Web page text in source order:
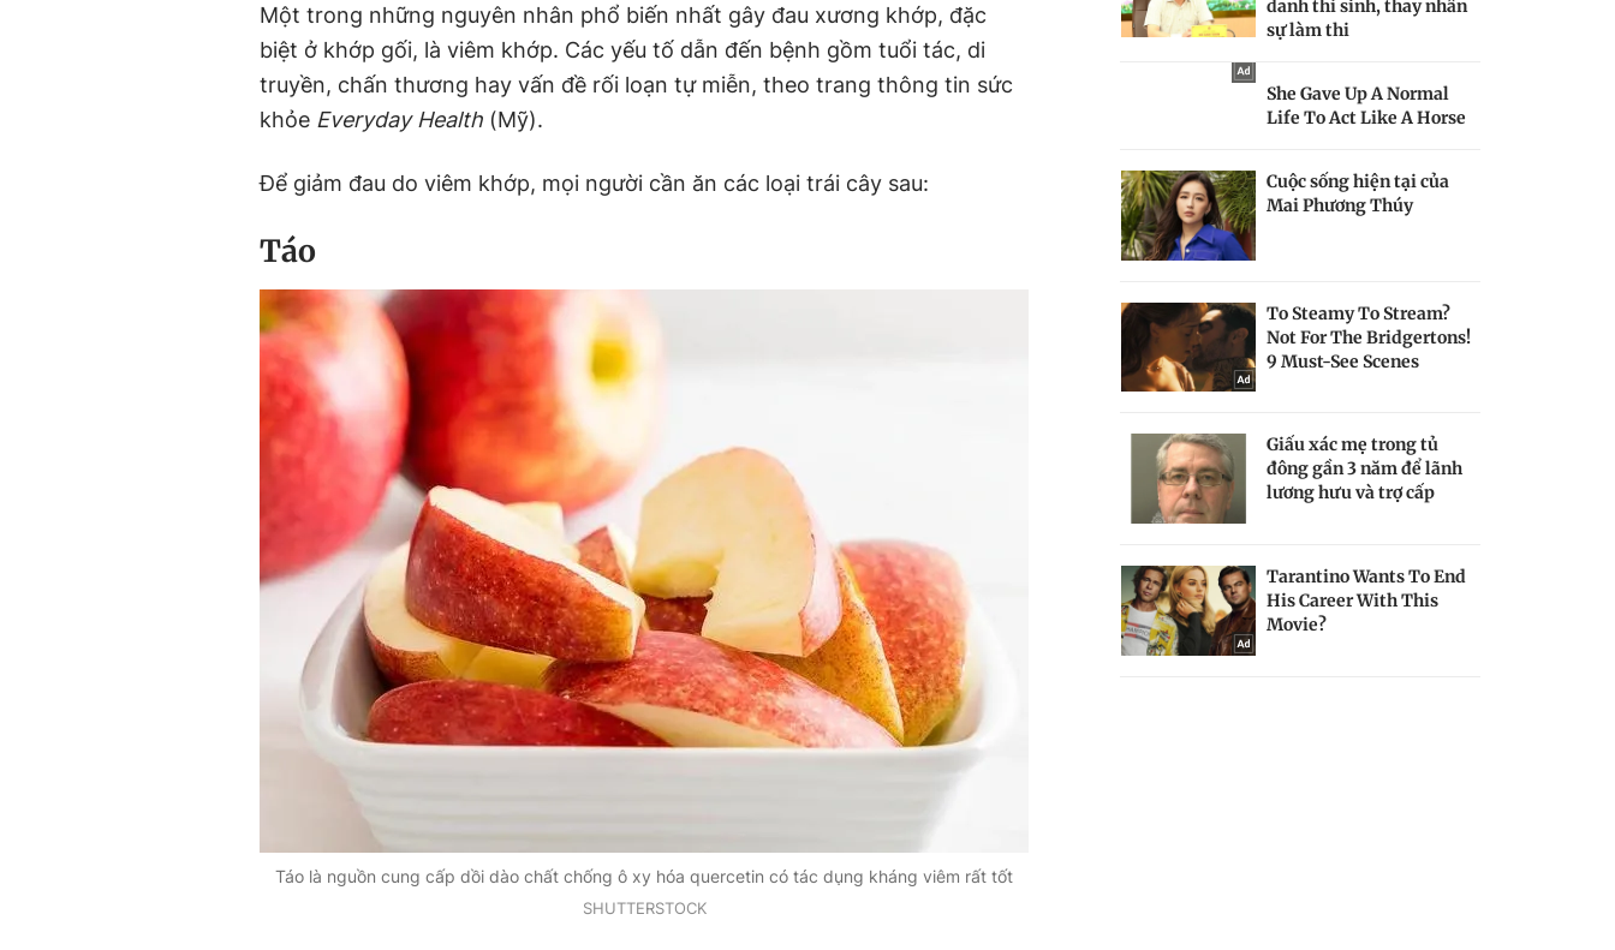
Một trong những nguyên nhân phổ biến nhất gây đau xương khớp, đặc
biệt ở khớp gối, là viêm khớp. Các yếu tố dẫn đến bệnh gồm tuổi tác, di
truyền, chấn thương hay vấn đề rối loạn tự miễn, theo trang thông tin sức
khỏe Everyday Health (Mỹ).
Để giảm đau do viêm khớp, mọi người cần ăn các loại trái cây sau:
Táo
Táo là nguồn cung cấp dồi dào chất chống ô xy hóa quercetin có tác dụng kháng viêm rất tốt
SHUTTERSTOCK